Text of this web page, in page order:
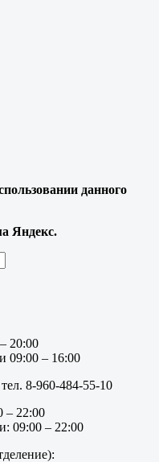
данного
Яндекс.
20:00
09:00 – 16:00
8-960-484-55-10
– 22:00
09:00 – 22:00